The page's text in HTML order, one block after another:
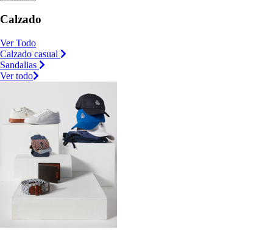
Calzado
Ver Todo
Calzado casual
Sandalias
Ver todo